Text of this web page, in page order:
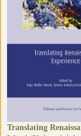
Translating